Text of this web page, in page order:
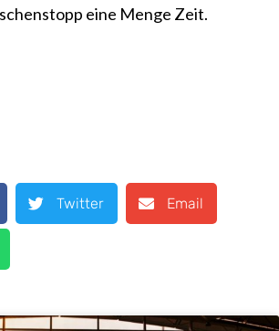
eine Menge Zeit.
Twitter Email